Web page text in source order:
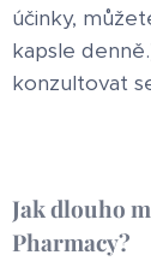
účinky,
kapsle
konzultovat
Jak dlouho
Pharmacy?